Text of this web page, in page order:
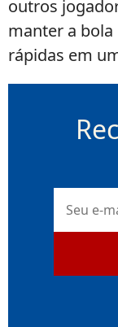
outros
manter a
rápidas em
mail